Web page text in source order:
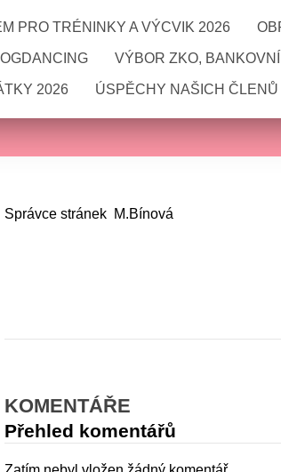
PRO TRÉNINKY A VÝCVIK 2026
VÝBOR ZKO, BANKOVNÍ
2026 ÚSPĚCHY NAŠICH ČLENŮ
Správce stránek M.Bínová
KOMENTÁŘE
Přehled komentářů